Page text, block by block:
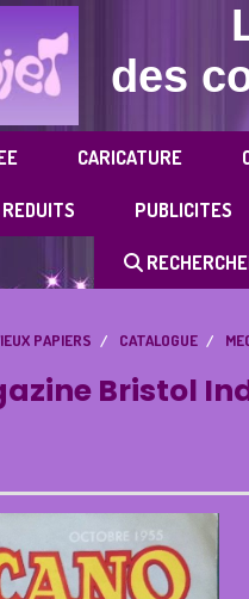
des
CARICATURE
PUBLICITES
PAPIERS CATALOGUE
Bristol